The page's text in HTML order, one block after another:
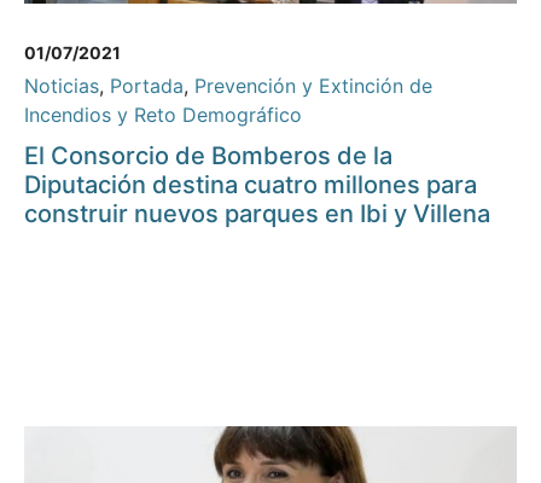
01/07/2021
Noticias, Portada, Prevención y Extinción de
Incendios y Reto Demográfico
El Consorcio de Bomberos de la
Diputación destina cuatro millones para
construir nuevos parques en Ibi y Villena